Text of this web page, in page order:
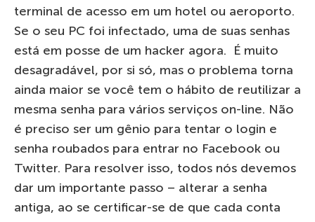
terminal de acesso em um hotel ou aeroporto.
Se o seu PC foi infectado, uma de suas senhas
está em posse de um hacker agora. É muito
desagradável, por si só, mas o problema torna
ainda maior se você tem o hábito de reutilizar a
mesma senha para vários serviços on-line. Não
é preciso ser um gênio para tentar o login e
senha roubados para entrar no Facebook ou
Twitter. Para resolver isso, todos nós devemos
dar um importante passo – alterar a senha
antiga, ao se certificar-se de que cada conta